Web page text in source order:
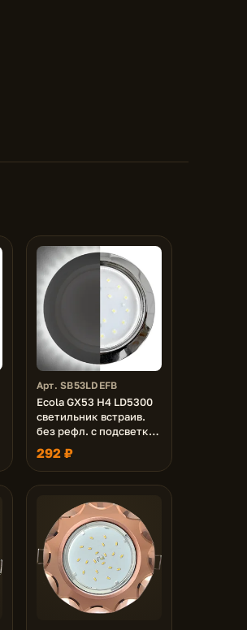
Арт. SB53LDEFB
Ecola GX53 H4 LD5300
светильник встраив.
без рефл. с подсветкой
Черный хром 48x106
(к+)
292 ₽